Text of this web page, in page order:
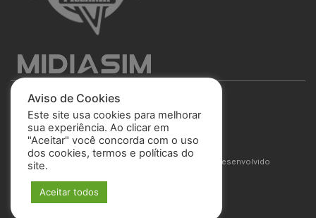
São José Esporte Clube
© 2025 Todos os direitos reservados. Site desenvolvido
Aviso de Cookies
Este site usa cookies para melhorar
sua experiência. Ao clicar em
"Aceitar" você concorda com o uso
dos cookies, termos e políticas do
site.
Aceitar todos